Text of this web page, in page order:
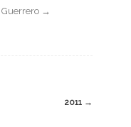
→
2011 →